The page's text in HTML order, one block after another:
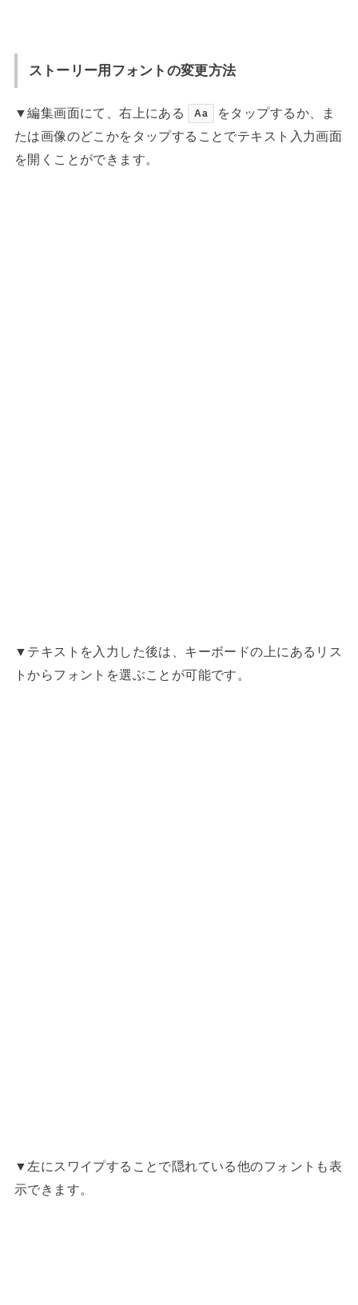
ストーリー用フォントの変更方法
▼編集画面にて、右上にある Aa
をタップするか、ま
たは画像のどこかをタップすることでテキスト入力画面
を開くことができます。
▼テキストを入力した後は、キーボードの上にあるリス
トからフォントを選ぶことが可能です。
▼左にスワイプすることで隠れている他のフォントも表
示できます。